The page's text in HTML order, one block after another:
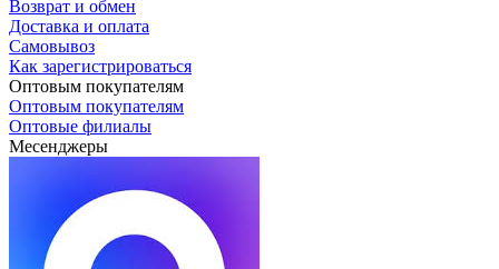
Возврат и обмен
Доставка и оплата
Самовывоз
Как зарегистрироваться
Оптовым покупателям
Оптовым покупателям
Оптовые филиалы
Месенджеры